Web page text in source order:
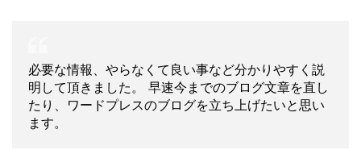
必要な情報、やらなくて良い事など分かりやすく説
明して頂きました。 早速今までのブログ文章を直し
たり、ワードプレスのブログを立ち上げたいと思い
ます。